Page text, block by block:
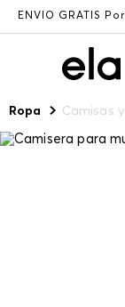
ENVÍO GRATIS
Ropa Camisas